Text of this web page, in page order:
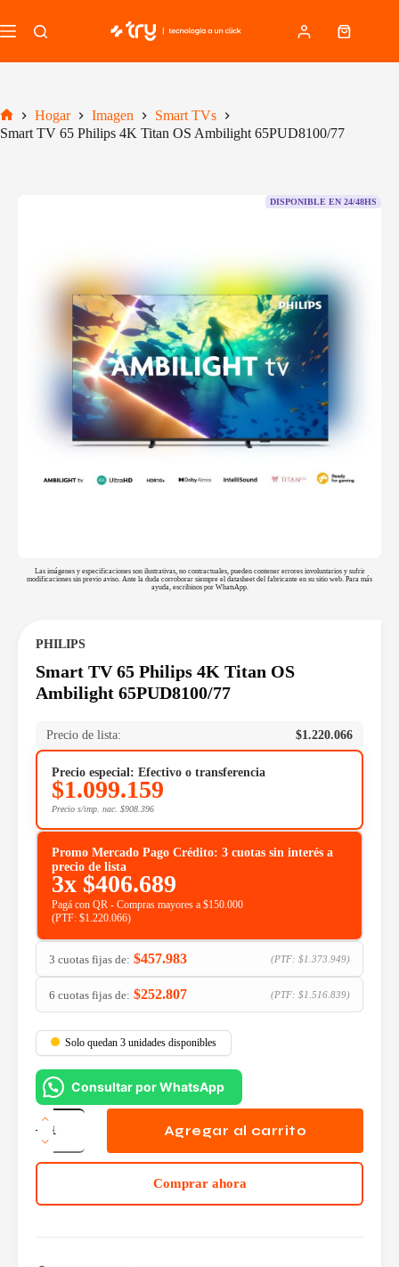
al
contenido
Carro
Inicio
Hogar Imagen
Smart TVs
Smart TV 65 Philips 4K Titan OS Ambilight 65PUD8100/77
DISPONIBLE EN 24/48HS
Las imágenes y especificaciones son ilustrativas, no contractuales, pueden contener errores involuntarios y sufrir
modificaciones sin previo aviso. Ante la duda corroborar siempre el datasheet del fabricante en su sitio web. Para más
ayuda, escribinos por WhatsApp.
PHILIPS
Smart TV 65 Philips 4K Titan OS
Ambilight 65PUD8100/77
Precio de lista: $1.220.066
Precio especial: Efectivo o transferencia
$1.099.159
Precio s/imp. nac. $908.396
Promo Mercado Pago Crédito: 3 cuotas sin interés a
precio de lista
3x $406.689
Pagá con QR - Compras mayores a $150.000
(PTF: $1.220.066)
3 cuotas fijas de: $457.983 (PTF: $1.373.949)
6 cuotas fijas de: $252.807 (PTF: $1.516.839)
Solo quedan 3 unidades disponibles
Consultar por WhatsApp
Smart
TV
65
Philips
OS
Agregar al carrito
Comprar ahora